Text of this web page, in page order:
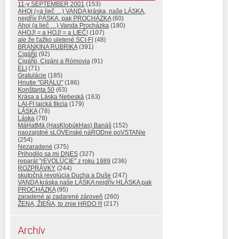
11-y SEPTEMBER 2001 (153)
AHOj (=a lieč …) VANDA kráska, naše LÁSKA,
nejdřív PÁSKA, pak PROCHÁZKA(60)
Ahoj (a lieč …) Vanda Procházka (180)
AHOJ! = a HOJ! = a LIEČ! (107)
ale že ťažko uletené SCI-FI (48)
BRANKINA RUBRIKA(391)
CigáŇi (92)
CigáŇi, Cigáni a Rómovia (91)
ELI (71)
Gratulácie (185)
Hnutie "GRÁLU" (186)
Konštanta 50 (63)
Krása a Láska Nebeská (163)
LAI-FI laická fikcia (179)
LÁSKA(78)
Láska (78)
MáHatMá (HasKlobúkHas) Banáš (152)
naozajstné sLOVEnské náRODné poVSTANie
(254)
Nezaradené (375)
Prihodilo sa mi DNES (327)
reparát "rEVOLÚCIE" z roku 1989 (236)
ROZPRÁVKY (244)
skutočná revolúcia Ducha a Duše (247)
VANDA kráska naše LÁSKA nejdřív HLÁSKA pak
PROCHÁZKA(95)
zaradené aj zadarené zároveň (260)
ŽENA, ŽIEŇA, to znie HRDO !!! (217)
Archív